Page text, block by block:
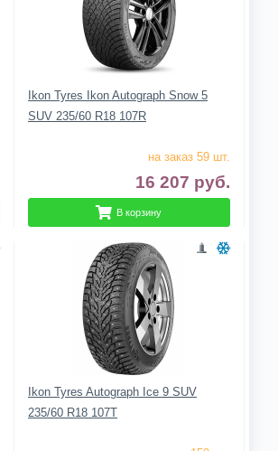
Ikon Tyres Ikon Autograph Snow 5
SUV 235/60 R18 107R
на заказ 59 шт.
16 207 руб.
В корзину
Ikon Tyres Autograph Ice 9 SUV
235/60 R18 107T